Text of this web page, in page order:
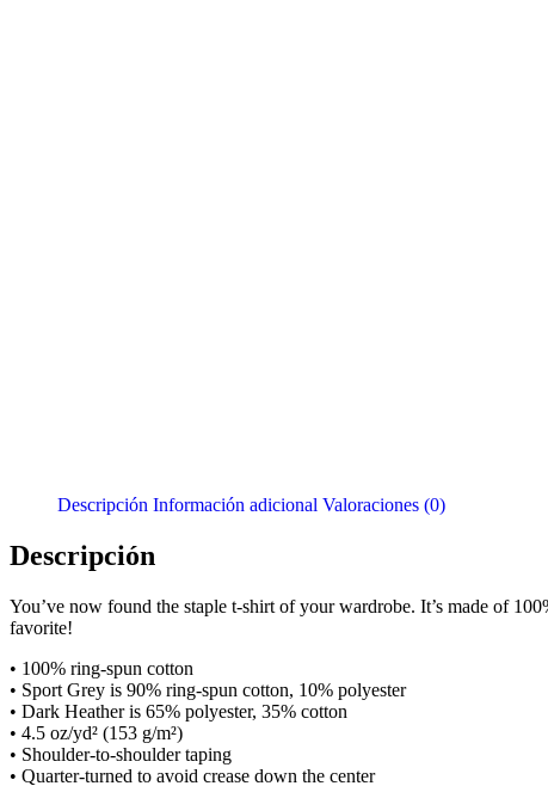
Descripción Información adicional Valoraciones (0)
Descripción
You’ve now found the staple t-shirt of your wardrobe. It’s made of
favorite!
• 100% ring-spun cotton
• Sport Grey is 90% ring-spun cotton, 10% polyester
• Dark Heather is 65% polyester, 35% cotton
• 4.5 oz/yd² (153 g/m²)
• Shoulder-to-shoulder taping
• Quarter-turned to avoid crease down the center